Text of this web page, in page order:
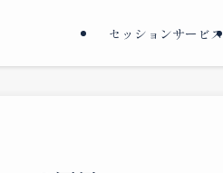
セッションサービス